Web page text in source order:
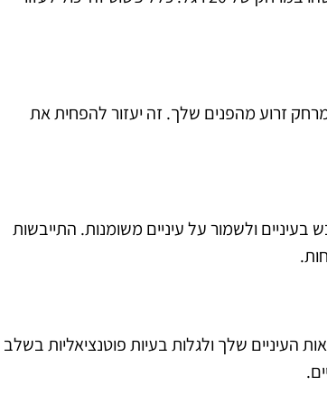
זרוע מהפנים שלך. זה יעזור להפחית את
בעיניים ולשמור על עיניים משומנות. התייבשות
העיניים שלך ולגלות בעיות פוטנציאליות בשלב